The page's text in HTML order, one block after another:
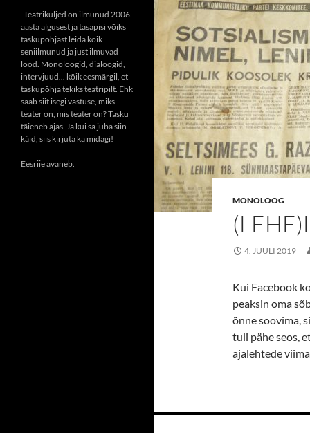
MONOLOOG
4. JUULI 2019
Kui Facebook
peaksin oma
õnne soovima,
tuli pähe seos,
ajalehtede
Teatriküljed on ilmunud 2006.
aasta algusest ja tasapisi võiks
taskupõhjast leida kõik
seniilmunud ja just ilmuvad
lood. Monoloogid, dialoogid,
intervjuud... kõik eesmärgil, et
taskupõhja tekiks teatripilt. Ehk
saab siit isegi vastuse, miks
teater on, mis teater on? Tasku
täieneb ajas. Ja kui sa juba siin
käid, siis kirjuta ka midagi!
Eesriie avaneb.